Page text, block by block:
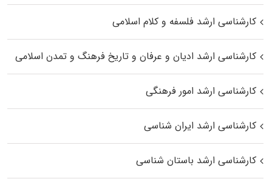
کارشناسی ارشد فلسفه و کلام اسلامی
کارشناسی ارشد ادیان و عرفان و تاریخ فرهنگ و تمدن اسلامی
کارشناسی ارشد امور فرهنگی
کارشناسی ارشد ایران شناسی
کارشناسی ارشد باستان شناسی